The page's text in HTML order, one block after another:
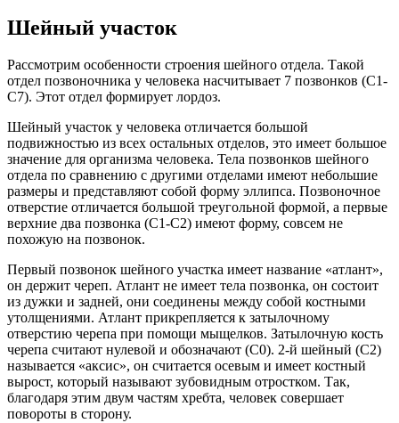
Шейный участок
Рассмотрим особенности строения шейного отдела. Такой
отдел позвоночника у человека насчитывает 7 позвонков (С1-
С7). Этот отдел формирует лордоз.
Шейный участок у человека отличается большой
подвижностью из всех остальных отделов, это имеет большое
значение для организма человека. Тела позвонков шейного
отдела по сравнению с другими отделами имеют небольшие
размеры и представляют собой форму эллипса. Позвоночное
отверстие отличается большой треугольной формой, а первые
верхние два позвонка (С1-С2) имеют форму, совсем не
похожую на позвонок.
Первый позвонок шейного участка имеет название «атлант»,
он держит череп. Атлант не имеет тела позвонка, он состоит
из дужки и задней, они соединены между собой костными
утолщениями. Атлант прикрепляется к затылочному
отверстию черепа при помощи мыщелков. Затылочную кость
черепа считают нулевой и обозначают (С0). 2-й шейный (С2)
называется «аксис», он считается осевым и имеет костный
вырост, который называют зубовидным отростком. Так,
благодаря этим двум частям хребта, человек совершает
повороты в сторону.